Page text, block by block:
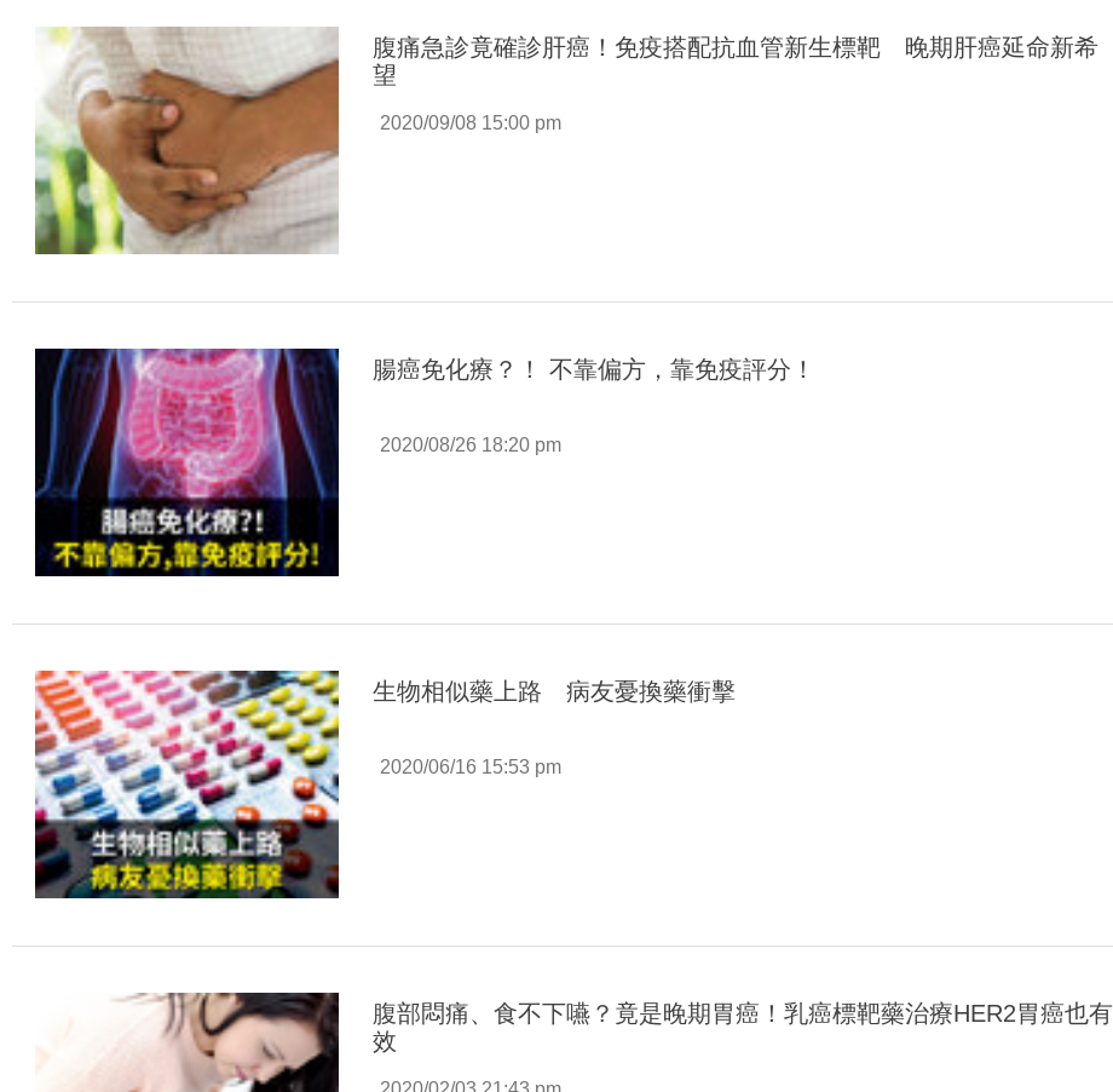
腹痛急診竟確診肝癌！免疫搭配抗血管新生標靶 晚期肝癌延命新希
望
2020/09/08 15:00 pm
腸癌免化療？！ 不靠偏方，靠免疫評分！
2020/08/26 18:20 pm
生物相似藥上路 病友憂換藥衝擊
2020/06/16 15:53 pm
腹部悶痛、食不下嚥？竟是晚期胃癌！乳癌標靶藥治療HER2胃癌也有
效